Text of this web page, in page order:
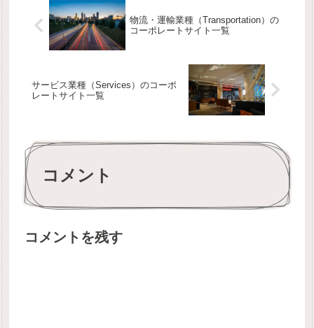
物流・運輸業種（Transportation）の
コーポレートサイト一覧
サービス業種（Services）のコーポ
レートサイト一覧
コメント
コメントを残す